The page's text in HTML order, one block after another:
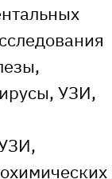
УЗИ,